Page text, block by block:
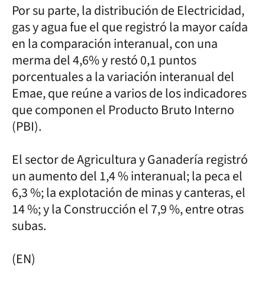
Por su parte, la distribución de Electricidad,
gas y agua fue el que registró la mayor caída
en la comparación interanual, con una
merma del 4,6% y restó 0,1 puntos
porcentuales a la variación interanual del
Emae, que reúne a varios de los indicadores
que componen el Producto Bruto Interno
(PBI).
El sector de Agricultura y Ganadería registró
un aumento del 1,4 % interanual; la peca el
6,3 %; la explotación de minas y canteras, el
14 %; y la Construcción el 7,9 %, entre otras
subas.
(EN)